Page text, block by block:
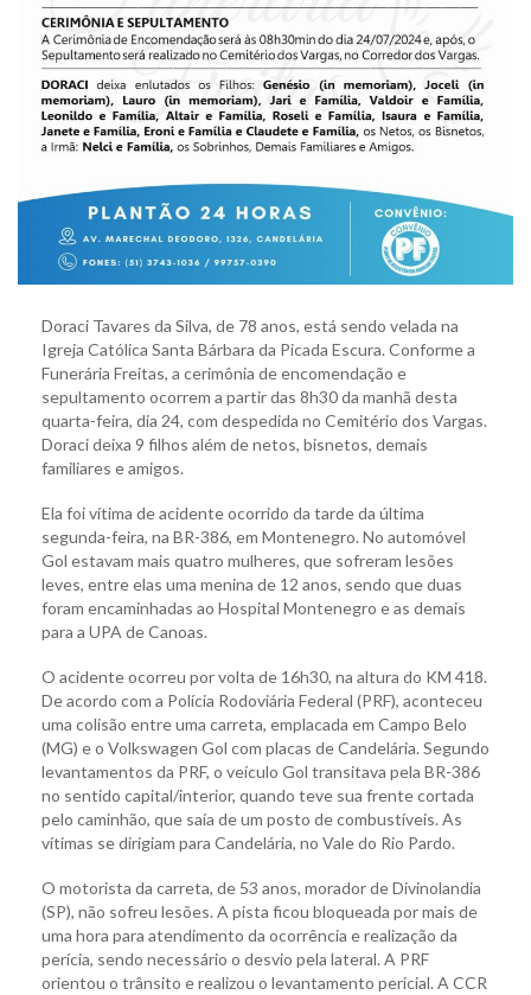
Doraci Tavares da Silva, de 78 anos, está sendo velada na
Igreja Católica Santa Bárbara da Picada Escura. Conforme a
Funerária Freitas, a cerimônia de encomendação e
sepultamento ocorrem a partir das 8h30 da manhã desta
quarta-feira, dia 24, com despedida no Cemitério dos Vargas.
Doraci deixa 9 filhos além de netos, bisnetos, demais
familiares e amigos.
Ela foi vítima de acidente ocorrido da tarde da última
segunda-feira, na BR-386, em Montenegro. No automóvel
Gol estavam mais quatro mulheres, que sofreram lesões
leves, entre elas uma menina de 12 anos, sendo que duas
foram encaminhadas ao Hospital Montenegro e as demais
para a UPA de Canoas.
O acidente ocorreu por volta de 16h30, na altura do KM 418.
De acordo com a Polícia Rodoviária Federal (PRF), aconteceu
uma colisão entre uma carreta, emplacada em Campo Belo
(MG) e o Volkswagen Gol com placas de Candelária. Segundo
levantamentos da PRF, o veículo Gol transitava pela BR-386
no sentido capital/interior, quando teve sua frente cortada
pelo caminhão, que saía de um posto de combustíveis. As
vítimas se dirigiam para Candelária, no Vale do Rio Pardo.
O motorista da carreta, de 53 anos, morador de Divinolandia
(SP), não sofreu lesões. A pista ficou bloqueada por mais de
uma hora para atendimento da ocorrência e realização da
perícia, sendo necessário o desvio pela lateral. A PRF
orientou o trânsito e realizou o levantamento pericial. A CCR